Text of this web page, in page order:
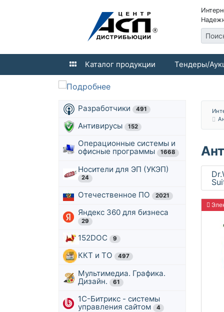
Каталог продукции Тендеры/
Разработчики 491
Антивирусы 152
Операционные системы и
офисные программы
1668
Носители для ЭП (УКЭП)
24
Отечественное ПО 2021
Яндекс 360 для бизнеса
29
152DOC 9
ККТ и ТО 497
Мультимедиа. Графика.
Дизайн.
61
1С-Битрикс - системы
управления сайтом
4